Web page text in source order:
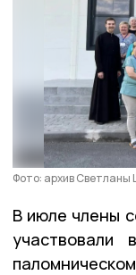
Фото: архив Светланы
В июле члены
участвовали